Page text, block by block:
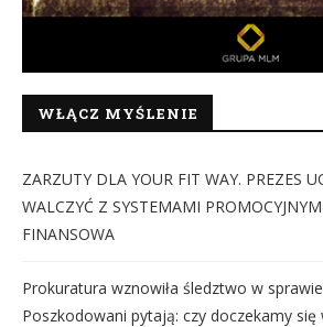
WŁĄCZ MYŚLENIE
ZARZUTY DLA YOUR FIT WAY. PREZES
WALCZYĆ Z SYSTEMAMI
FINANSOWA
Prokuratura wznowiła śledztwo w
Poszkodowani pytają: czy doczekamy się